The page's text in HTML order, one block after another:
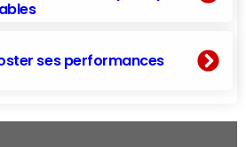
ses performances